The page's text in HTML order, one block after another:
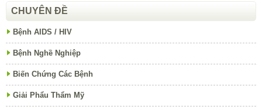
CHUYÊN ĐỀ
Bệnh AIDS / HIV
Bệnh Nghề Nghiệp
Biến Chứng Các Bệnh
Giải Phẩu Thẩm Mỹ